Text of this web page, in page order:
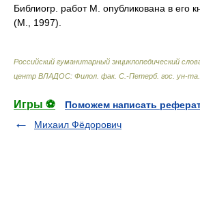
Библиогр. работ М. опубликована в его
(М., 1997).
Российский гуманитарный энциклопедический
центр ВЛАДОС: Филол. фак. С.-Петерб. гос. ун-та
Игры ⚽
Поможем написать
Михаил Фёдорович